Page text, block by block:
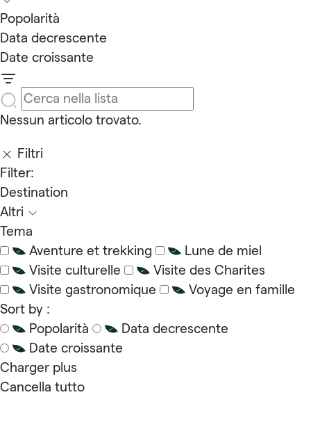
Popolarità
Data decrescente
Date croissante
Nessun articolo trovato.
Filtri
Filter:
Destination
Altri
Tema
Aventure et trekking
Lune de miel
Visite culturelle
Visite des Charites
Visite gastronomique
Voyage en famille
Sort by :
Popolarità
Data decrescente
Date croissante
Charger plus
Cancella tutto